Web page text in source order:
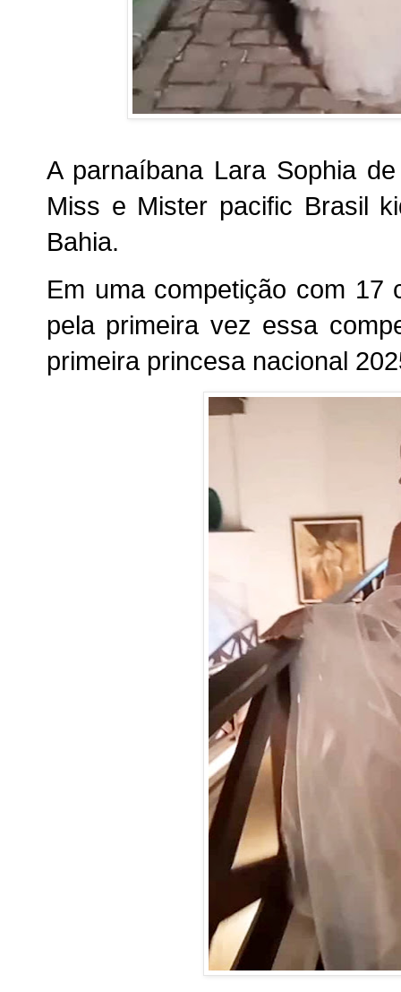
A parnaíbana Lara Sophia
Miss e Mister pacific Brasil
Bahia.
Em uma competição com 17
pela primeira vez essa
primeira princesa nacional